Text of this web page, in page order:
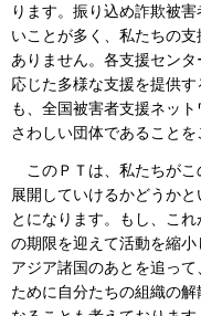
ります。振り込め詐欺被
いことが多く、私たちの
ありません。各支援セン
応じた多様な支援を提供
も、全国被害者支援ネッ
さわしい団体であることを
このＰＴは、私たちが
展開していけるかどうか
とになります。もし、こ
の期限を迎えて活動を縮
アジア諸国のあとを追っ
ために自分たちの組織の